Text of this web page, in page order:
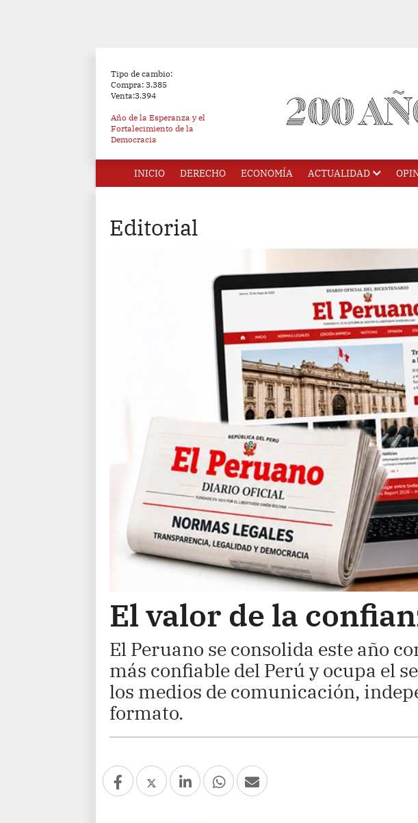
Tipo de cambio:
Compra: 3.385
Venta:3.394
Año de la Esperanza y el
Fortalecimiento de la
Democracia
INICIO DERECHO ECONOMÍA ACTUALIDAD
Editorial
El valor de la
El Peruano se consolida este año
más confiable del Perú y ocupa el
los medios de comunicación,
formato.